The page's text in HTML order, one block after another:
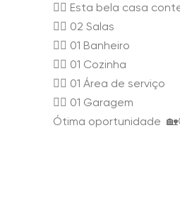
👉🏻 Esta bela casa
👉🏻 02 Salas
👉🏻 01 Banheiro
👉🏻 01 Cozinha
👉🏻 01 Área de serviço
👉🏻 01 Garagem
Ótima oportunidade